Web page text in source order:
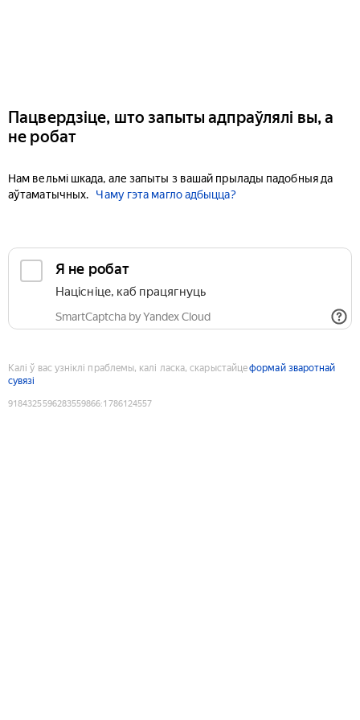
Пацвердзіце, што запыты адпраўлялі вы, а
не робат
Нам вельмі шкада, але запыты з вашай прылады падобныя да
аўтаматычных.
Чаму гэта магло адбыцца?
Я не робат
Націсніце, каб працягнуць
SmartCaptcha by Yandex Cloud
Калі ў вас узніклі праблемы, калі ласка, скарыстайцеформай зваротнай
сувязі
9184325596283559866:1786124557